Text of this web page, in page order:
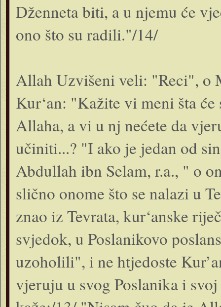
Dženneta biti, a u njemu će
ono što su radili."/14/
Allah Uzvišeni veli: "Reci", o
Kur‘an: "Kažite vi meni šta
Allaha, a vi u nj nećete da
učiniti...? "I ako je jedan od
Abdullah ibn Selam, r.a., " o
slično onome što se nalazi u
znao iz Tevrata, kur‘anske
svjedok, u Poslanikovo
uzoholili", i ne htjedoste
vjeruju u svog Poslanika i